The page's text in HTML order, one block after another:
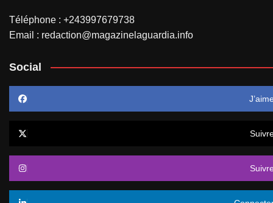
Téléphone : +243997679738
Email : redaction@magazinelaguardia.info
Social